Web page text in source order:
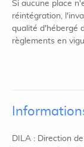
Si aucune place
réintégration,
qualité d'hébergé
règlements en
DILA : Direction